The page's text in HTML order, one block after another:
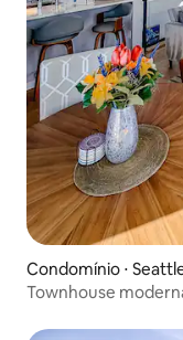
Condomínio ⋅
Townhouse